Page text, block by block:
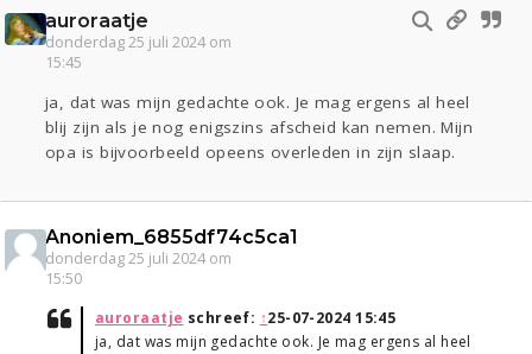
auroraatje
donderdag 25 juli 2024 om
15:45
ja, dat was mijn gedachte ook. Je mag ergens al heel
blij zijn als je nog enigszins afscheid kan nemen. Mijn
opa is bijvoorbeeld opeens overleden in zijn slaap.
Anoniem_6855df74c5ca1
donderdag 25 juli 2024 om
15:50
auroraatje schreef: ↑25-07-2024 15:45
ja, dat was mijn gedachte ook. Je mag ergens al heel